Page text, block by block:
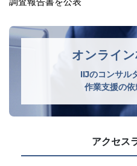
オンライ
IIJのコンサル
作業支援の
アクセス